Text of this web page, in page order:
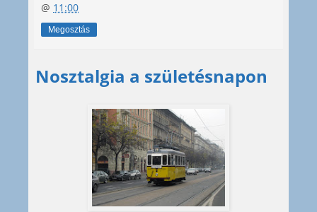
@ 11:00
Megosztás
Nosztalgia a születésnapon